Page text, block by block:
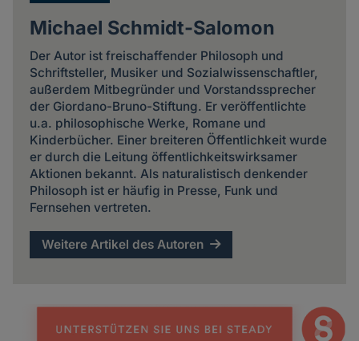
Michael Schmidt-Salomon
Der Autor ist freischaffender Philosoph und
Schriftsteller, Musiker und Sozialwissenschaftler,
außerdem Mitbegründer und Vorstandssprecher
der Giordano-Bruno-Stiftung. Er veröffentlichte
u.a. philosophische Werke, Romane und
Kinderbücher. Einer breiteren Öffentlichkeit wurde
er durch die Leitung öffentlichkeitswirksamer
Aktionen bekannt. Als naturalistisch denkender
Philosoph ist er häufig in Presse, Funk und
Fernsehen vertreten.
Weitere Artikel des Autoren